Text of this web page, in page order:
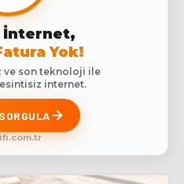
İnternet,
Yok!
ve son teknoloji ile
internet.